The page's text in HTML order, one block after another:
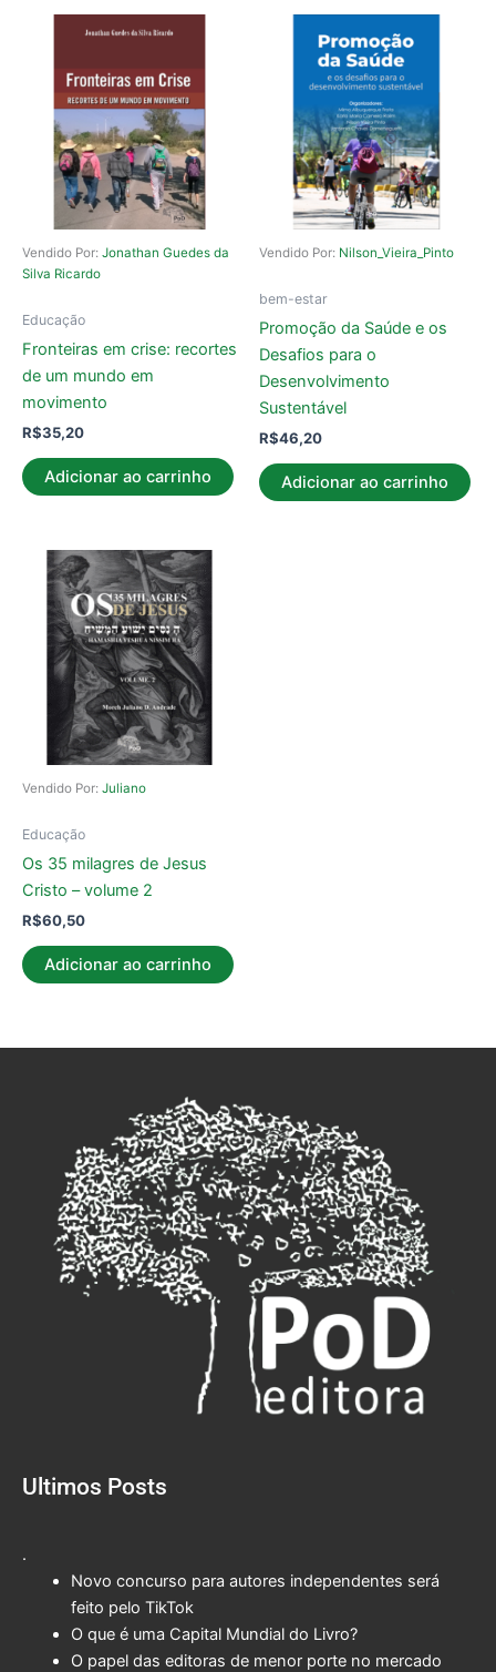
Vendido Por: Jonathan Guedes da
Silva Ricardo
Educação
Fronteiras em crise: recortes
de um mundo em
movimento
R$35,20
Adicionar ao carrinho
Vendido Por: Nilson_Vieira_Pinto
bem-estar
Promoção da Saúde e os
Desafios para o
Desenvolvimento
Sustentável
R$46,20
Adicionar ao carrinho
Vendido Por: Juliano
Educação
Os 35 milagres de Jesus
Cristo – volume 2
R$60,50
Adicionar ao carrinho
Ultimos Posts
.
Novo concurso para autores independentes será
feito pelo TikTok
O que é uma Capital Mundial do Livro?
O papel das editoras de menor porte no mercado